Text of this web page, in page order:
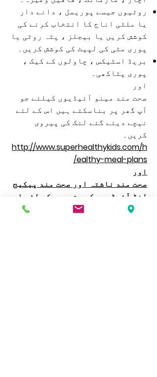
روٹیوں جیسے پوریمل ، دانے دار
یا ملٹی اناج کا انتخاب کرنے کی
کوشش کریں یا بیجلز ، پٹہ روٹی یا
پوری مٹی کی لپیٹ کی کوشش کریں۔
بریڈ اسٹیکس ، چاولوں کے کیک ،
پوری پٹاکھی۔
اور
صحت مند مینو آئیڈیوں کیلئے جو
آپ گھر پر بناسکتے ہیں اس کے لئے
نیچے دیئے گئے لنک کی پیروی
کریں۔
http://www.superhealthykids.com/h
ealthy-meal-plans/
اور
صحت مند ناشتہ اور صحت مند پیکیج
لنڈ آئیڈیوں کے مشوروں کے لئے اس
لنک پر کلک کریں